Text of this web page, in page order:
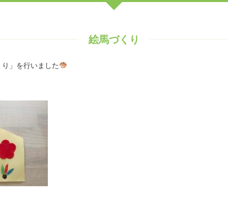
絵馬づくり
」を行いました